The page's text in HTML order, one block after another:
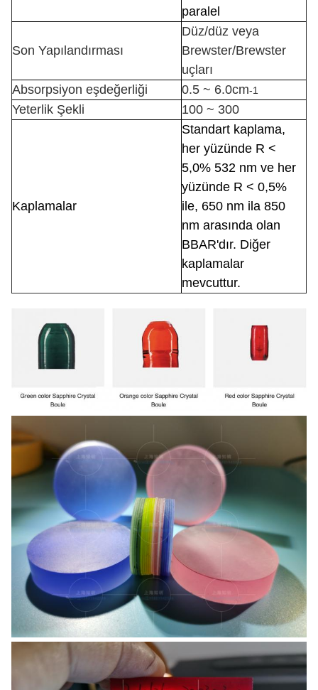
paralel
Son Yapılandırması
Düz/düz veya
Brewster/Brewster
uçları
Absorpsiyon eşdeğerliği
0.5 ~ 6.0cm-1
Yeterlik Şekli 100 ~ 300
Kaplamalar
Standart kaplama,
her yüzünde R <
5,0% 532 nm ve her
yüzünde R < 0,5%
ile, 650 nm ila 850
nm arasında olan
BBAR'dır. Diğer
kaplamalar
mevcuttur.